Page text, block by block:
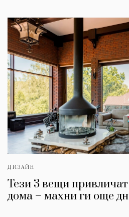
ДИЗАЙН
Тези 3 вещи
дома – махни ги още